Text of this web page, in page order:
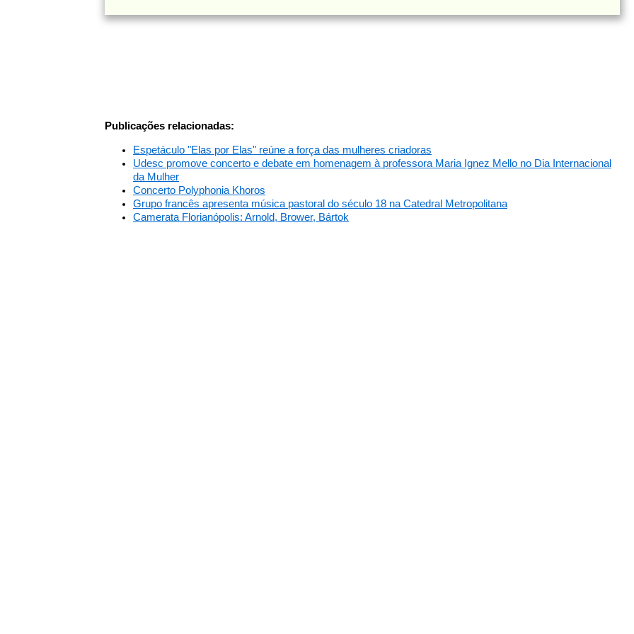
Publicações relacionadas:
Espetáculo "Elas por Elas" reúne a força das mulheres criadoras
Udesc promove concerto e debate em homenagem à professora Maria Ignez Mello no Dia Internacional
da Mulher
Concerto Polyphonia Khoros
Grupo francês apresenta música pastoral do século 18 na Catedral Metropolitana
Camerata Florianópolis: Arnold, Brower, Bártok